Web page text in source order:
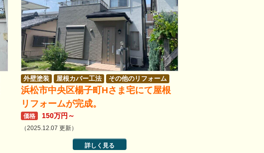
浜松市中央区楊子町Hさま宅にて屋根
リフォームが完成。
価格 150万円～
（2025.12.07 更新）
詳しく見る
外壁塗装 屋根カバー工法 その他のリフォーム